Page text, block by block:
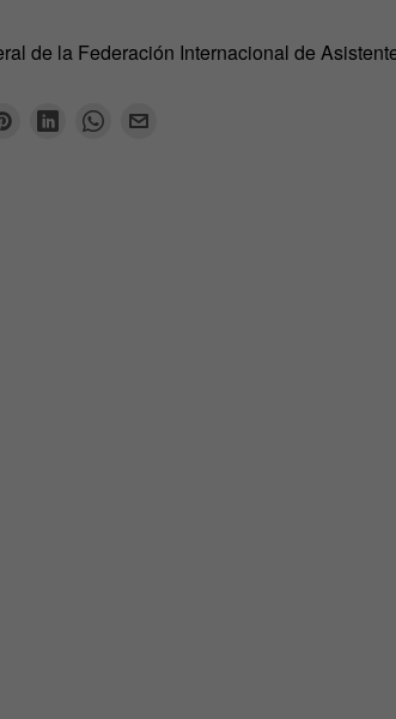
de la Federación Internacional de